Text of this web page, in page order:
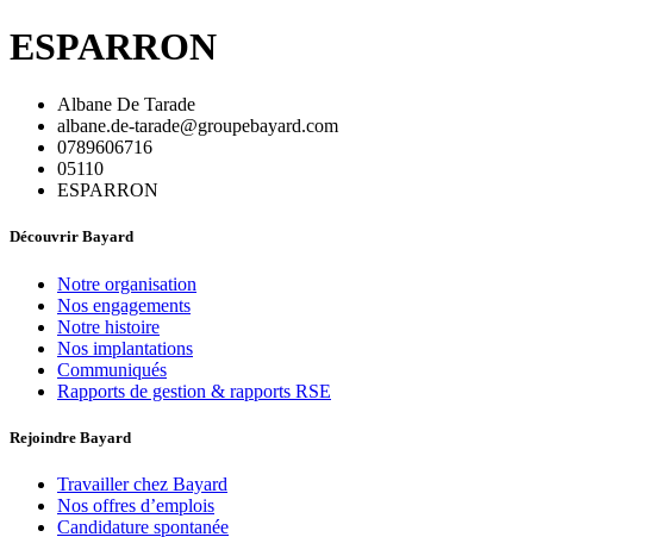
ESPARRON
Albane De Tarade
albane.de-tarade@groupebayard.com
0789606716
05110
ESPARRON
Découvrir Bayard
Notre organisation
Nos engagements
Notre histoire
Nos implantations
Communiqués
Rapports de gestion & rapports RSE
Rejoindre Bayard
Travailler chez Bayard
Nos offres d’emplois
Candidature spontanée